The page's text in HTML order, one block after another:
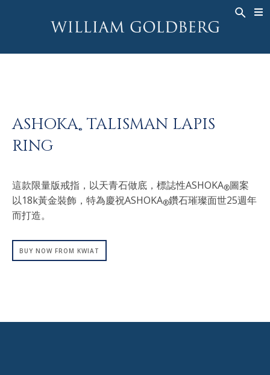
ASHOKA® TALISMAN LAPIS
RING
這款限量版戒指，以天青石做底，標誌性ASHOKA®圖案
以18k黃金裝飾，特為慶祝ASHOKA®鑽石璀璨面世25週年
而打造。
BUY NOW FROM KWIAT